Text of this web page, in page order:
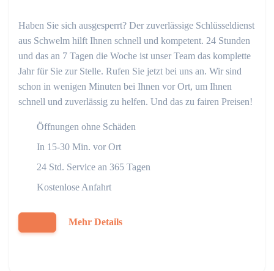
Haben Sie sich ausgesperrt? Der zuverlässige Schlüsseldienst
aus Schwelm hilft Ihnen schnell und kompetent. 24 Stunden
und das an 7 Tagen die Woche ist unser Team das komplette
Jahr für Sie zur Stelle. Rufen Sie jetzt bei uns an. Wir sind
schon in wenigen Minuten bei Ihnen vor Ort, um Ihnen
schnell und zuverlässig zu helfen. Und das zu fairen Preisen!
Öffnungen ohne Schäden
In 15-30 Min. vor Ort
24 Std. Service an 365 Tagen
Kostenlose Anfahrt
Mehr Details